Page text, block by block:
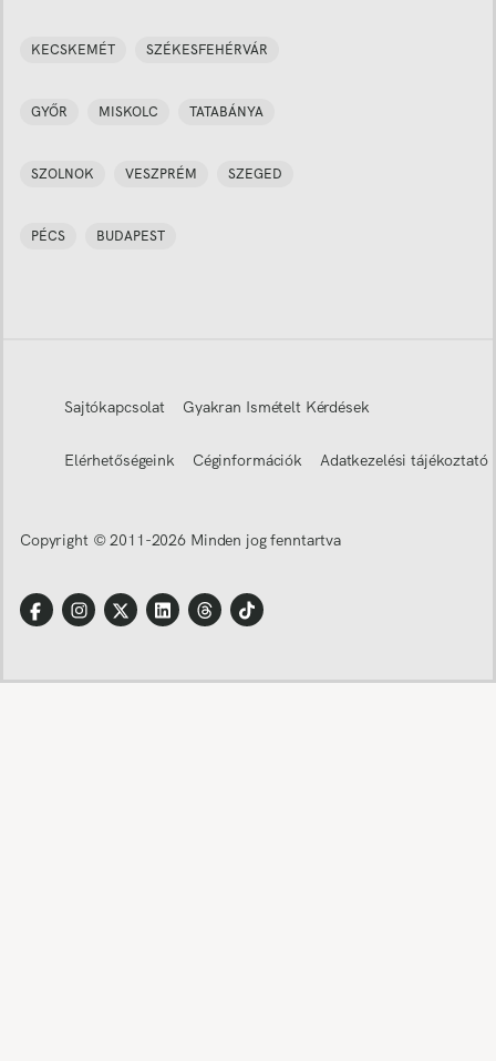
KECSKEMÉT SZÉKESFEHÉRVÁR
GYŐR MISKOLC TATABÁNYA
SZOLNOK VESZPRÉM SZEGED
PÉCS BUDAPEST
Sajtókapcsolat Gyakran Ismételt Kérdések
Elérhetőségeink Céginformációk Adatkezelési tájékoztató
Copyright © 2011-2026 Minden jog fenntartva